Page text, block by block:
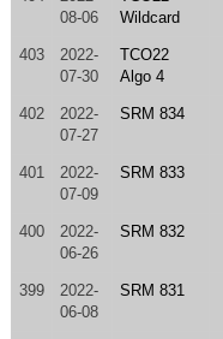
08-06
Wildcard
403
2022-
07-30
TCO22
Algo 4
402
2022-
07-27
SRM 834
401
2022-
07-09
SRM 833
400
2022-
06-26
SRM 832
399
2022-
06-08
SRM 831